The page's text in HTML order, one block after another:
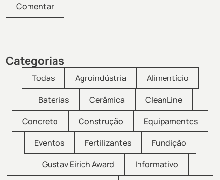
Categorias
Todas Agroindústria
Alimentício
Baterias
Cerâmica
CleanLine
Concreto
Construção
Equipamentos
Eventos
Fertilizantes
Fundição
Gustav Eirich Award
Informativo